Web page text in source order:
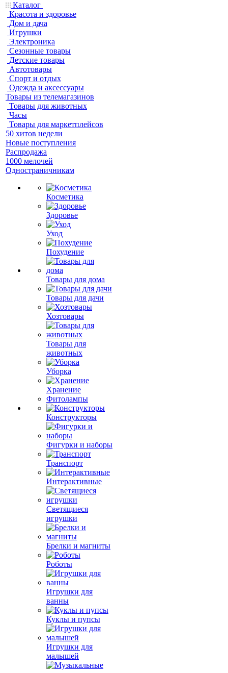
Каталог
Красота и здоровье
Дом и дача
Игрушки
Электроника
Сезонные товары
Детские товары
Автотовары
Спорт и отдых
Одежда и аксессуары
Товары из телемагазинов
Товары для животных
Часы
Товары для маркетплейсов
50 хитов недели
Новые поступления
Распродажа
1000 мелочей
Одностраничникам
Косметика
Здоровье
Уход
Похудение
Товары для дома
Товары для дачи
Хозтовары
Товары для
животных
Уборка
Хранение
Фитолампы
Конструкторы
Фигурки и наборы
Транспорт
Интерактивные
Светящиеся
игрушки
Брелки и магниты
Роботы
Игрушки для
ванны
Куклы и пупсы
Игрушки для
малышей